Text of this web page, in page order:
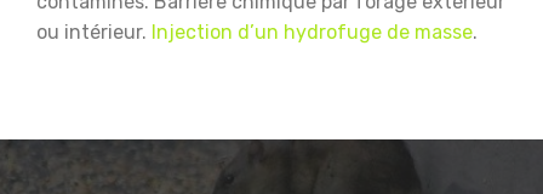
ou intérieur. Injection d’un hydrofuge de masse.